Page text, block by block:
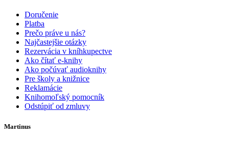
Doručenie
Platba
Prečo práve u nás?
Najčastejšie otázky
Rezervácia v kníhkupectve
Ako čítať e-knihy
Ako počúvať audioknihy
Pre školy a knižnice
Reklamácie
Knihomoľský pomocník
Odstúpiť od zmluvy
Martinus